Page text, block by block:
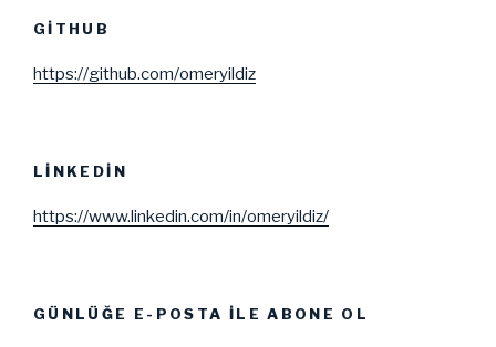
GITHUB
https://github.com/omeryildiz
LINKEDIN
https://www.linkedin.com/in/omeryildiz/
GÜNLÜĞE E-POSTA ILE ABONE OL